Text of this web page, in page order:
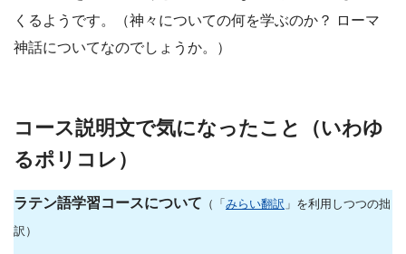
くるようです。（神々についての何を学ぶのか？ ローマ
神話についてなのでしょうか。）
コース説明文で気になったこと（いわゆ
るポリコレ）
ラテン語学習コースについて （「みらい翻訳 」を利用しつつの拙
訳）